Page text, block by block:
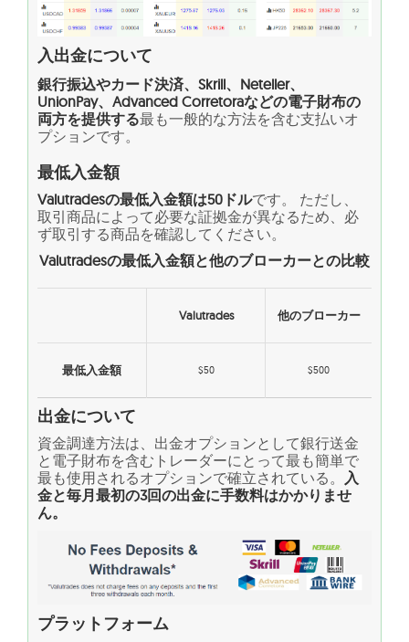
入出金について
銀行振込やカード決済、Skrill、Neteller、
UnionPay、Advanced Corretoraなどの電子財布の
両方を提供する最も一般的な方法を含む支払いオ
プションです。
最低入金額
Valutradesの最低入金額は50ドルです。 ただし、
取引商品によって必要な証拠金が異なるため、必
ず取引する商品を確認してください。
Valutradesの最低入金額と他のブローカーとの比較
Valutrades 他のブローカー
最低入金額 $50 $500
出金について
資金調達方法は、出金オプションとして銀行送金
と電子財布を含むトレーダーにとって最も簡単で
最も使用されるオプションで確立されている。 入
金と毎月最初の3回の出金に手数料はかかりませ
ん。
プラットフォーム